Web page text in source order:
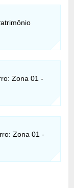
Zona 01 -
Zona 01 -